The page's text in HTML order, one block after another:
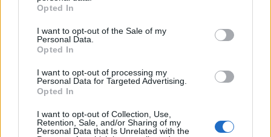
Opted In
I want to opt-out of the Sale of my
Personal Data.
Opted In
I want to opt-out of processing my
Personal Data for Targeted Advertising.
Opted In
I want to opt-out of Collection, Use,
Retention, Sale, and/or Sharing of my
Personal Data that Is Unrelated with the
Προστατευόμενων Τοπίων σε 12
4 Αυγούστου 2026
Newsletter Citygen.gr
Λάβετε όλα τα τελευταία νέα από τον χώρο της Πολιτικής